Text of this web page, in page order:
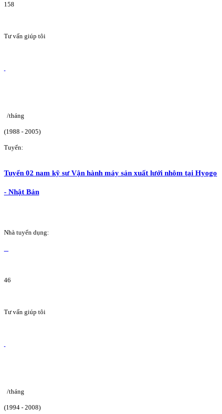
158
Tư vấn giúp tôi
/tháng
(1988 - 2005)
Tuyển:
Tuyển 02 nam kỹ sư Vận hành máy sản xuất lưới nhôm tại Hyogo
- Nhật Bản
Nhà tuyển dụng:
46
Tư vấn giúp tôi
/tháng
(1994 - 2008)